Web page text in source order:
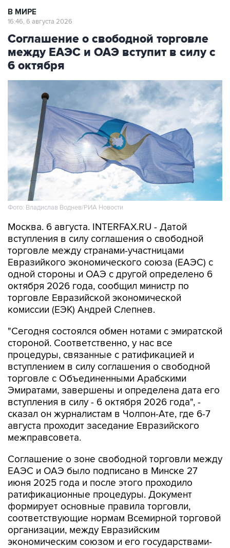
В МИРЕ
16:46, 6 августа 2026
Соглашение о свободной торговле
между ЕАЭС и ОАЭ вступит в силу с
6 октября
Фото: Владислав Воднев/РИА Новости
Москва. 6 августа. INTERFAX.RU - Датой
вступления в силу соглашения о свободной
торговле между странами-участницами
Евразийкого экономического союза (ЕАЭС) с
одной стороны и ОАЭ с другой определено 6
октября 2026 года, сообщил министр по
торговле Евразийской экономической
комиссии (ЕЭК) Андрей Слепнев.
"Сегодня состоялся обмен нотами с эмиратской
стороной. Соответственно, у нас все
процедуры, связанные с ратификацией и
вступлением в силу соглашения о свободной
торговле с Объединенными Арабскими
Эмиратами, завершены и определена дата его
вступления в силу - 6 октября 2026 года", -
сказал он журналистам в Чолпон-Ате, где 6-7
августа проходит заседание Евразийского
межправсовета.
Соглашение о зоне свободной торговли между
ЕАЭС и ОАЭ было подписано в Минске 27
июня 2025 года и после этого проходило
ратификационные процедуры. Документ
формирует основные правила торговли,
соответствующие нормам Всемирной торговой
организации, между Евразийским
экономическим союзом и его государствами-